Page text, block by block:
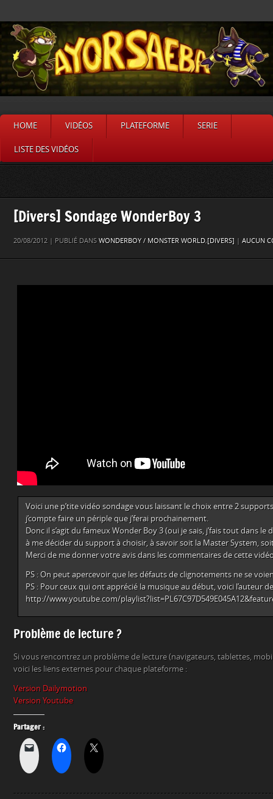
HOME VIDÉOS PLATEFORME SERIE
LISTE DES VIDÉOS
[Divers] Sondage WonderBoy 3
20/08/2012 | PUBLIÉ DANS WONDERBOY / MONSTER WORLD,[DIVERS] AUCUN
Voici une p’tite vidéo sondage vous laissant le choix entre 2
j’compte faire un périple que j’ferai prochainement.
Donc il s’agit du fameux Wonder Boy 3 (oui je sais, j’fais tout dans le
à me décider du support à choisir, à savoir soit la Master System,
Merci de me donner votre avis dans les commentaires de cette
PS : On peut apercevoir que les défauts de clignotements ne se
PS : Pour ceux qui ont apprécié la musique au début, voici l’auteur
http://www.youtube.com/
Problème de lecture ?
Si vous rencontrez un problème de lecture (navigateurs, tablettes,
voici les liens externes pour chaque plateforme :
Version Dailymotion
Version Youtube
Partager :